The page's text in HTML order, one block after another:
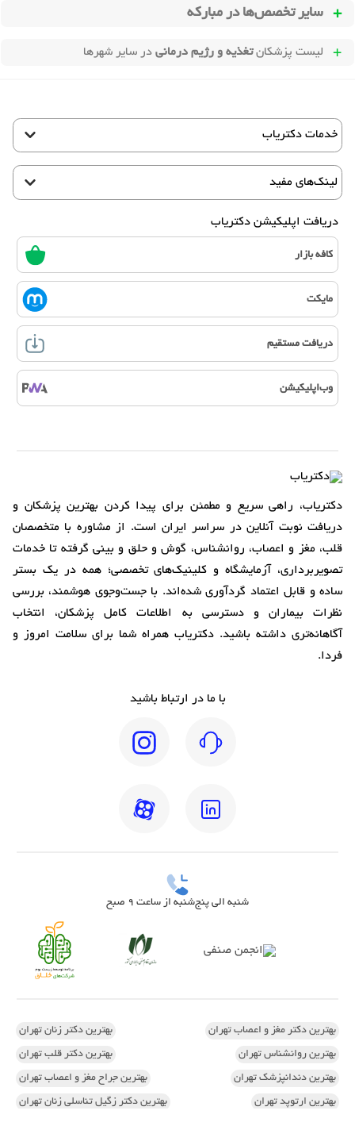
سایر تخصص‌ها در مبارکه
لیست پزشکانتغذیه و رژیم درمانی در سایر شهرها
خدمات دکتریاب
لینک‌های مفید
دریافت اپلیکیشن دکتریاب
کافه بازار
مایکت
دریافت مستقیم
وب‌اپلیکیشن
دکتریاب، راهی سریع و مطمئن برای پیدا کردن بهترین پزشکان و
دریافت نوبت آنلاین در سراسر ایران است. از مشاوره با متخصصان
قلب، مغز و اعصاب، روانشناس، گوش و حلق و بینی گرفته تا خدمات
تصویربرداری، آزمایشگاه و کلینیک‌های تخصصی؛ همه در یک بستر
ساده و قابل اعتماد گردآوری شده‌اند. با جست‌وجوی هوشمند، بررسی
نظرات بیماران و دسترسی به اطلاعات کامل پزشکان، انتخاب
آگاهانه‌تری داشته باشید. دکتریاب همراه شما برای سلامت امروز و
فردا.
با ما در ارتباط باشید
شنبه الی پنج‌شنبه از ساعت 9 صبح
بهترین دکتر مغز و اعصاب تهران بهترین دکتر زنان تهران
بهترین روانشناس تهران بهترین دکتر قلب تهران
بهترین دندانپزشک تهران بهترین جراح مغز و اعصاب تهران
بهترین ارتوپد تهران بهترین دکتر زگیل تناسلی زنان تهران